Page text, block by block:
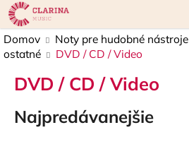
Prejsť
na
obsah
Domov Noty pre hudobné nástroje
ostatné
DVD / CD / Video
DVD / CD / Video
Najpredávanejšie
K
o
š
Späť
Späť
Č
o
p